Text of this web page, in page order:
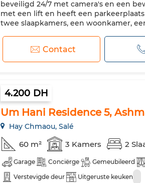
beveiligd 24/7 met camera's en een
met een lift en heeft een
twee slaapkamers, een woonkamer,
Contact
4.200 DH
Um Hani Residence 5,
Hay Chmaou, Salé
60 m² 3 Kamers 2
Garage Conciërge Gemeubileerd
Verstevigde deur
Uitgeruste keuken